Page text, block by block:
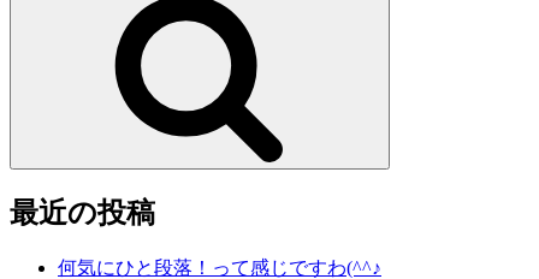
最近の投稿
何気にひと段落！って感じですわ(^^♪